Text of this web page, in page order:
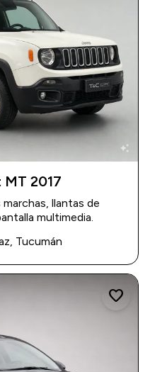
auto_awesome
2017
llantas de
multimedia.
Tucumán
favorite